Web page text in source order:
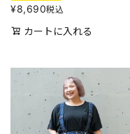
¥8,690税込
カートに入れる